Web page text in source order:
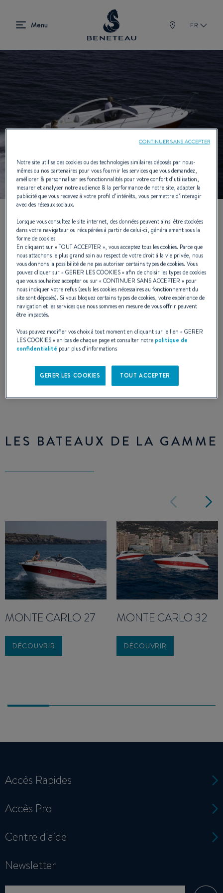
FR
Monte Carlo (2006 - 2011)
Open ou Hard-top, les nouvelles vedettes
express imaginées par BENETEAU
franchissent un cap dans le confort de
pilotage. Elles adoptent un design plus
méditerranéen.
LES BATEAUX DE LA GAMME
MONTE CARLO 27
DÉCOUVRIR
MONTE CARLO 32
DÉCOUVRIR
Accès Rapides
Accès Pro
Centre d'aide
Newsletter
Notre site utilise des cookies ou des technologies similaires déposés par nous-
mêmes ou nos partenaires pour vous fournir les services que vous demandez,
améliorer & personnaliser ses fonctionnalités pour votre confort d’utilisation,
mesurer et analyser notre audience & la performance de notre site, adapter la
publicité que vous recevez à votre profil d’intérêts, vous permettre d’interagir
avec des réseaux sociaux.
Lorsque vous consultez le site internet, des données peuvent ainsi être stockées
dans votre navigateur ou récupérées à partir de celui-ci, généralement sous la
forme de cookies.
En cliquant sur «TOUT ACCEPTER », vous acceptez tous les cookies. Parce que
nous attachons le plus grand soin au respect de votre droit à la vie privée, nous
vous donnons la possibilité de ne pas autoriser certains types de cookies. Vous
pouvez cliquer sur «GERER LES COOKIES» afin de choisir les types de cookies
que vous souhaitez accepter ou sur «CONTINUER SANS ACCEPTER » pour
nous indiquer votre refus (seuls les cookies nécessaires au fonctionnement du
site sont déposés). Si vous bloquez certains types de cookies, votre expérience de
navigation et les services que nous sommes en mesure de vous offrir peuvent
être impactés.
Vous pouvez modifier vos choix à tout moment en cliquant sur le lien «GERER
LES COOKIES» en bas de chaque page et consulter notrepolitique de
confidentialité pour plus d’informations
GERER LES COOKIES TOUT ACCEPTER
CONTINUER SANS ACCEPTER